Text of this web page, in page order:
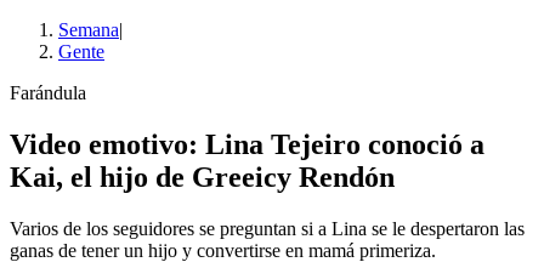
Semana|
Gente
Farándula
Video emotivo: Lina Tejeiro conoció a
Kai, el hijo de Greeicy Rendón
Varios de los seguidores se preguntan si a Lina se le despertaron las
ganas de tener un hijo y convertirse en mamá primeriza.